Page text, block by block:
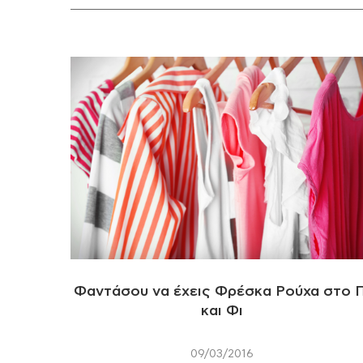
Φαντάσου να έχεις Φρέσκα Ρούχα στο
και Φι
09/03/2016